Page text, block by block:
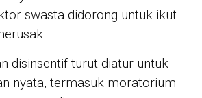
swasta didorong untuk ikut
disinsentif turut diatur untuk
nyata, termasuk moratorium